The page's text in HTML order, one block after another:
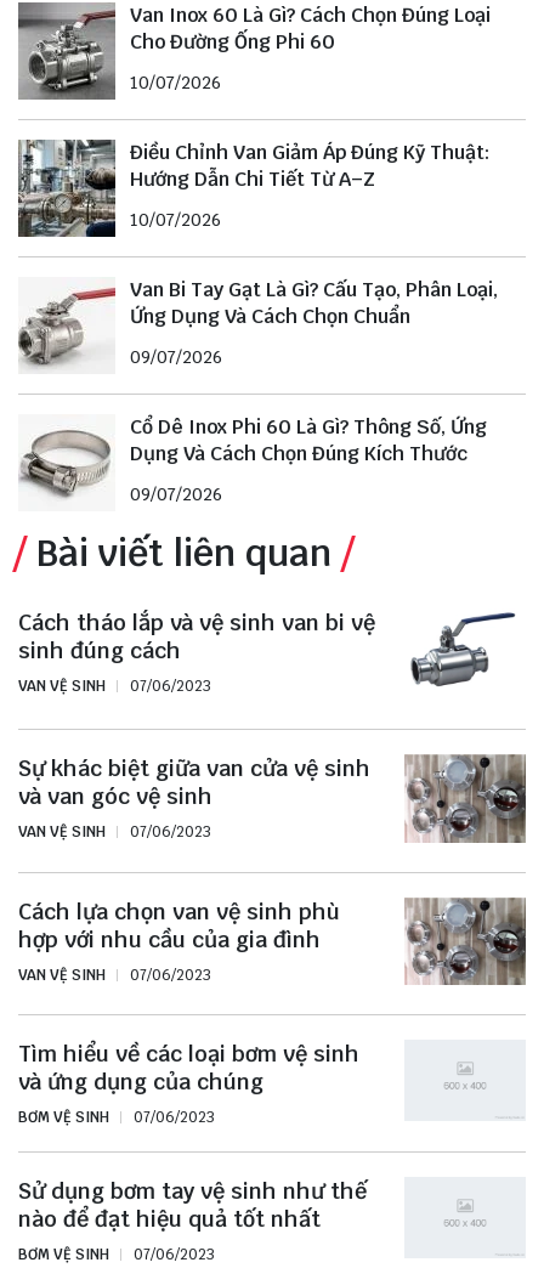
Van Inox 60 Là Gì? Cách Chọn Đúng Loại
Cho Đường Ống Phi 60
10/07/2026
Điều Chỉnh Van Giảm Áp Đúng Kỹ Thuật:
Hướng Dẫn Chi Tiết Từ A–Z
10/07/2026
Van Bi Tay Gạt Là Gì? Cấu Tạo, Phân Loại,
Ứng Dụng Và Cách Chọn Chuẩn
09/07/2026
Cổ Dê Inox Phi 60 Là Gì? Thông Số, Ứng
Dụng Và Cách Chọn Đúng Kích Thước
09/07/2026
Bài viết liên quan
Cách tháo lắp và vệ sinh van bi vệ
sinh đúng cách
VAN VỆ SINH 07/06/2023
Sự khác biệt giữa van cửa vệ sinh
và van góc vệ sinh
VAN VỆ SINH 07/06/2023
Cách lựa chọn van vệ sinh phù
hợp với nhu cầu của gia đình
VAN VỆ SINH 07/06/2023
Tìm hiểu về các loại bơm vệ sinh
và ứng dụng của chúng
BƠM VỆ SINH 07/06/2023
Sử dụng bơm tay vệ sinh như thế
nào để đạt hiệu quả tốt nhất
BƠM VỆ SINH 07/06/2023